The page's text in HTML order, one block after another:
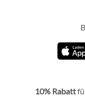
10% Rabatt